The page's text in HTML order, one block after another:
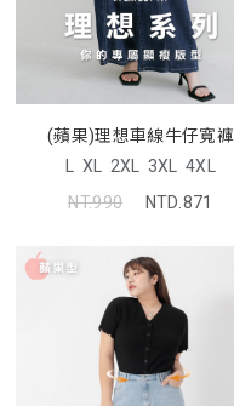
(蘋果)理想車線牛仔寬褲
L XL 2XL 3XL 4XL
NT.990
NTD.871